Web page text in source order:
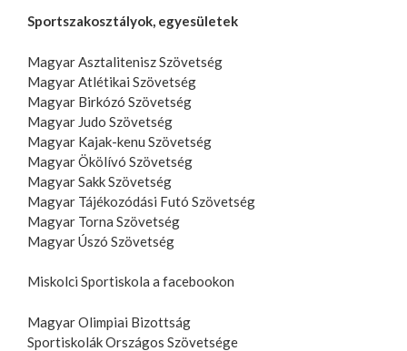
Sportszakosztályok, egyesületek
Magyar Asztalitenisz Szövetség
Magyar Atlétikai Szövetség
Magyar Birkózó Szövetség
Magyar Judo Szövetség
Magyar Kajak-kenu Szövetség
Magyar Ökölívó Szövetség
Magyar Sakk Szövetség
Magyar Tájékozódási Futó Szövetség
Magyar Torna Szövetség
Magyar Úszó Szövetség
Miskolci Sportiskola a facebookon
Magyar Olimpiai Bizottság
Sportiskolák Országos Szövetsége